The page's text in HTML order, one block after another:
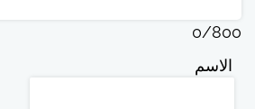
0/800
الاسم